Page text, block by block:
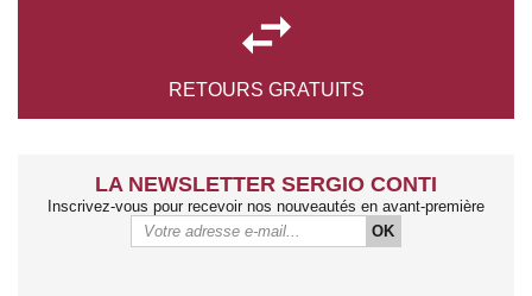

RETOURS GRATUITS
LA NEWSLETTER SERGIO CONTI
Inscrivez-vous pour recevoir nos nouveautés en avant-première
OK